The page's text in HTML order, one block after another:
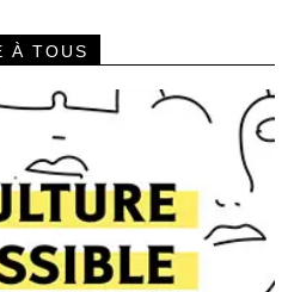
À TOUS